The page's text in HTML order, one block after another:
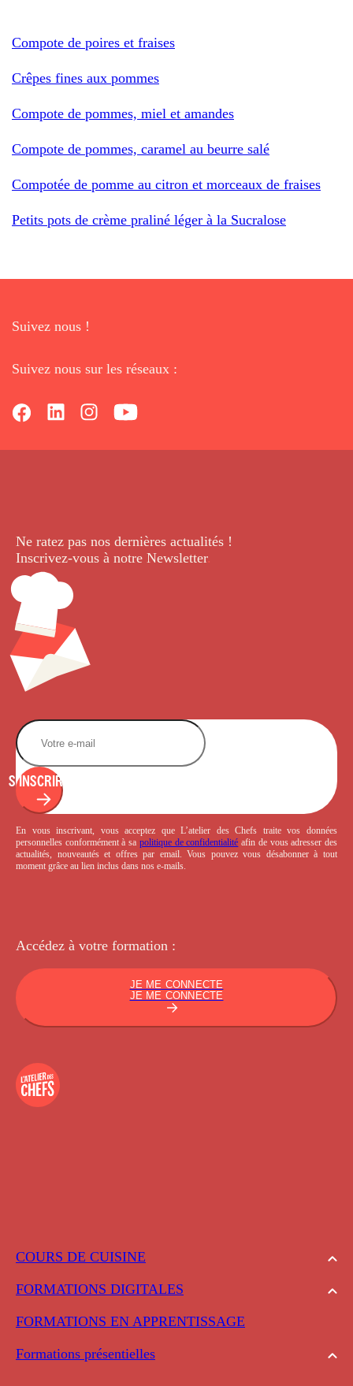
Compote de poires et fraises
Crêpes fines aux pommes
Compote de pommes, miel et amandes
Compote de pommes, caramel au beurre salé
Compotée de pomme au citron et morceaux de fraises
Petits pots de crème praliné léger à la Sucralose
Suivez nous !
Suivez nous sur les réseaux :
COURS DE CUISINE
FORMATIONS DIGITALES
FORMATIONS EN APPRENTISSAGE
Formations présentielles
Ne ratez pas nos dernières actualités !
Inscrivez-vous à notre Newsletter.
S'INSCRIRE
En vous inscrivant, vous acceptez que L’atelier des Chefs traite vos données
personnelles conformément à sa politique de confidentialité afin de vous adresser des
actualités, nouveautés et offres par email. Vous pouvez vous désabonner à tout
moment grâce au lien inclus dans nos e-mails.
Accédez à votre formation :
JE ME CONNECTE
JE ME CONNECTE